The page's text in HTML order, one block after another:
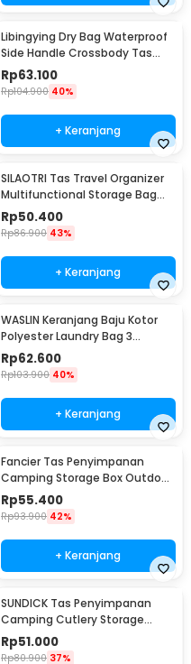
Libingying Dry Bag Waterproof
Side Handle Crossbody Tas
Tahan Air PVC 10L - DB51
Rp63.100
Rp104.900 40%
+ Keranjang
SILAOTRI Tas Travel Organizer
Multifunctional Storage Bag
Waterproof - SLR24
Rp50.400
Rp86.900 43%
+ Keranjang
WASLIN Keranjang Baju Kotor
Polyester Laundry Bag 3
Sections - WS30
Rp62.600
Rp103.900 40%
+ Keranjang
Fancier Tas Penyimpanan
Camping Storage Box Outdoor
Travel Waterproof - FC-19
Rp55.400
Rp93.900 42%
+ Keranjang
SUNDICK Tas Penyimpanan
Camping Cutlery Storage
Travel Waterproof - SD31
Rp51.000
Rp80.900 37%